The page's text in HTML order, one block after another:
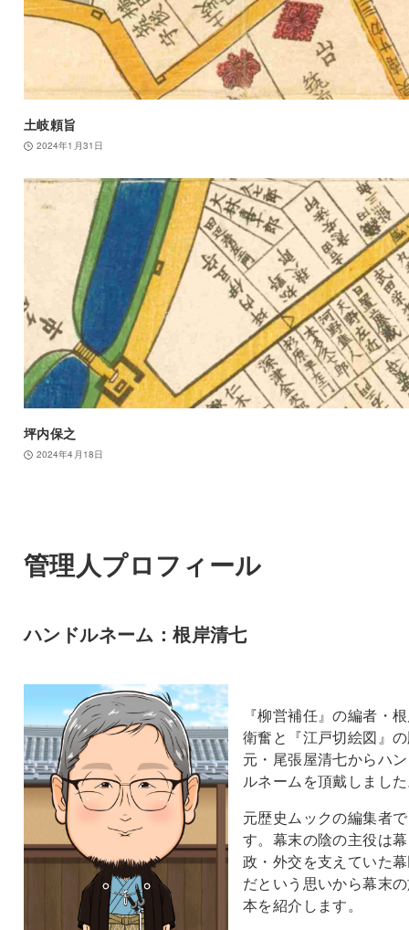
土岐頼旨
2024年1月31日
坪内保之
2024年4月18日
管理人プロフィール
ハンドルネーム：根岸清七
『柳営補任』の編者・
衛奮と『江戸切絵図』
元・尾張屋清七からハ
ルネームを頂戴しまし
元歴史ムックの編集者で
す。幕末の陰の主役は幕
政・外交を支えていた
だという思いから幕末
本を紹介します。